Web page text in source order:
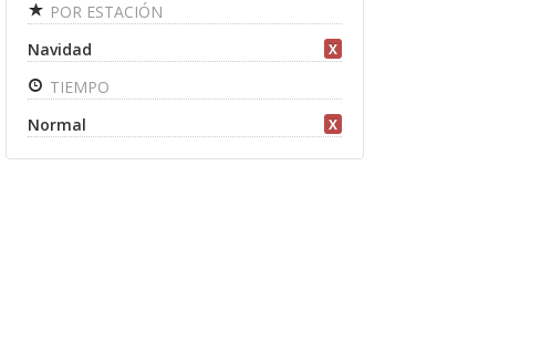
POR ESTACIÓN
Navidad
X
TIEMPO
Normal
X